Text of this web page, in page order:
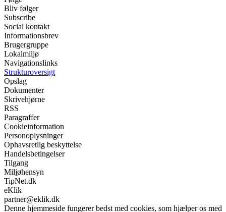
Bliv følger
Subscribe
Social kontakt
Informationsbrev
Brugergruppe
Lokalmiljø
Navigationslinks
Strukturoversigt
Opslag
Dokumenter
Skrivehjørne
RSS
Paragraffer
Cookieinformation
Personoplysninger
Ophavsretlig beskyttelse
Handelsbetingelser
Tilgang
Miljøhensyn
TipNet.dk
eKlik
partner@eklik.dk
Denne hjemmeside fungerer bedst med cookies, som hjælper os med